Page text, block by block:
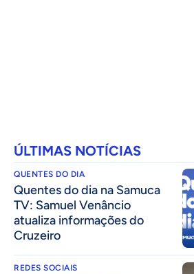
ÚLTIMAS NOTÍCIAS
QUENTES DO DIA
Quentes do dia na Samuca
TV: Samuel Venâncio
atualiza informações do
Cruzeiro
REDES SOCIAIS